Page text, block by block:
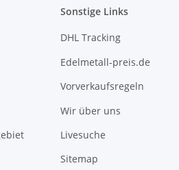
Sonstige Links
DHL Tracking
Edelmetall-preis.de
Vorverkaufsregeln
Wir über uns
Livesuche
Sitemap